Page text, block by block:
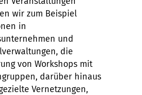
wir zum Beispiel
in
und
die
von Workshops mit
darüber hinaus
Vernetzungen,